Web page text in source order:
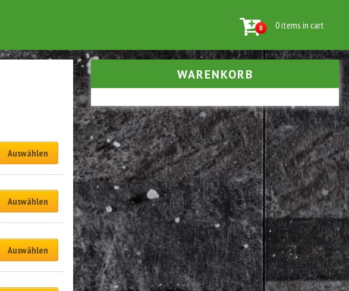
0 0 items in cart
Auswählen
Auswählen
Auswählen
WARENKORB